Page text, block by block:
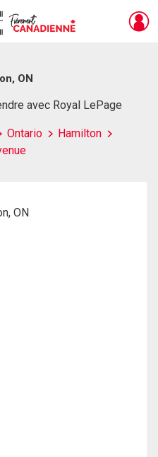
ON
avec Royal LePage
Ontario
Hamilton